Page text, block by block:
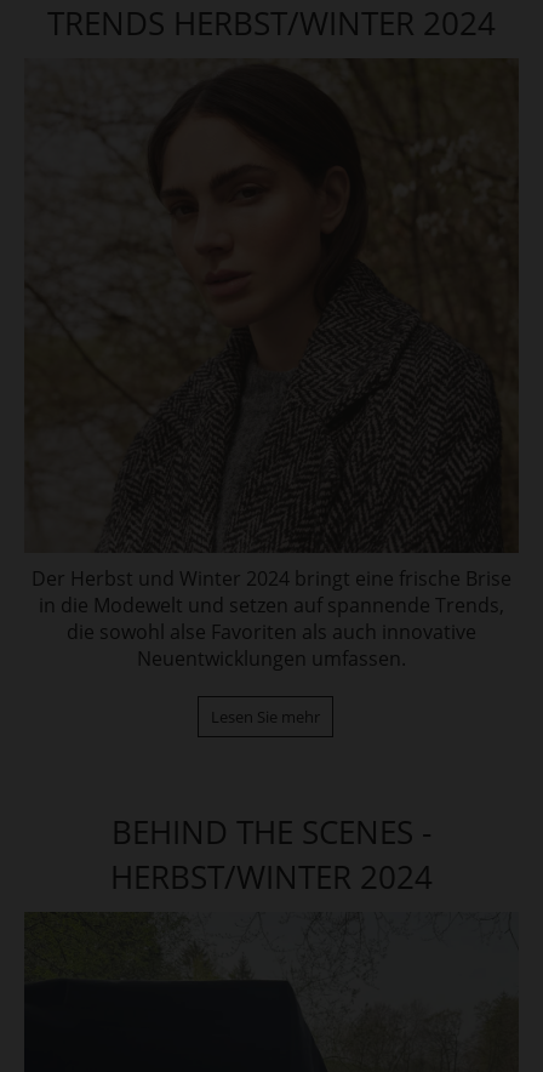
TRENDS HERBST/WINTER 2024
Der Herbst und Winter 2024 bringt eine frische Brise
in die Modewelt und setzen auf spannende Trends,
die sowohl alse Favoriten als auch innovative
Neuentwicklungen umfassen.
Lesen Sie mehr
BEHIND THE SCENES -
HERBST/WINTER 2024